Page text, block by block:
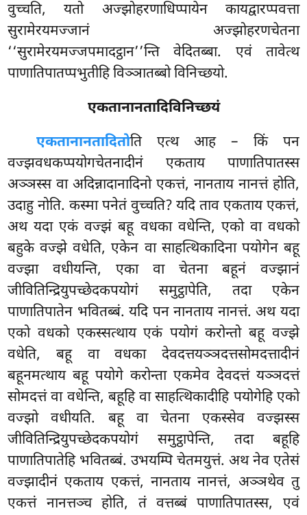
वुच्चति, यतो अज्झोहरणाधिप्पायेन कायद्वारप्पवत्ता
सुरामेरयमज्जानं अज्झोहरणचेतना
‘‘सुरामेरयमज्जपमादट्ठान’’न्तिवेदितब्बा. एवं तावेत्थ
पाणातिपातप्पभुतीहि विञ्ञातब्बो विनिच्छयो.
एकतानानतादिविनिच्छयं
एकतानानतादितोतिएत्थ आह – किं पन
वज्झवधकप्पयोगचेतनादीनं एकताय पाणातिपातस्स
अञ्ञस्स वा अदिन्नादानादिनो एकत्तं, नानताय नानत्तं होति,
उदाहु नोति. कस्मा पनेतं वुच्चति? यदि ताव एकताय एकत्तं,
अथ यदा एकं वज्झं बहू वधका वधेन्ति, एको वा वधको
बहुके वज्झे वधेति, एकेन वा साहत्थिकादिना पयोगेन बहू
वज्झा वधीयन्ति, एका वा चेतना बहूनं वज्झानं
जीवितिन्द्रियुपच्छेदकपयोगं समुट्ठापेति, तदा एकेन
पाणातिपातेन भवितब्बं. यदि पन नानताय नानत्तं. अथ यदा
एको वधको एकस्सत्थाय एकं पयोगं करोन्तो बहू वज्झे
वधेति, बहू वा वधका देवदत्तयञ्ञदत्तसोमदत्तादीनं
बहूनमत्थाय बहू पयोगे करोन्ता एकमेव देवदत्तं यञ्ञदत्तं
सोमदत्तं वा वधेन्ति, बहूहि वा साहत्थिकादीहि पयोगेहि एको
वज्झो वधीयति. बहू वा चेतना एकस्सेव वज्झस्स
जीवितिन्द्रियुपच्छेदकपयोगं समुट्ठापेन्ति, तदा बहूहि
पाणातिपातेहि भवितब्बं. उभयम्पि चेतमयुत्तं. अथ नेव एतेसं
वज्झादीनं एकताय एकत्तं, नानताय नानत्तं, अञ्ञथेव तु
एकत्तं नानत्तञ्च होति, तं वत्तब्बं पाणातिपातस्स, एवं